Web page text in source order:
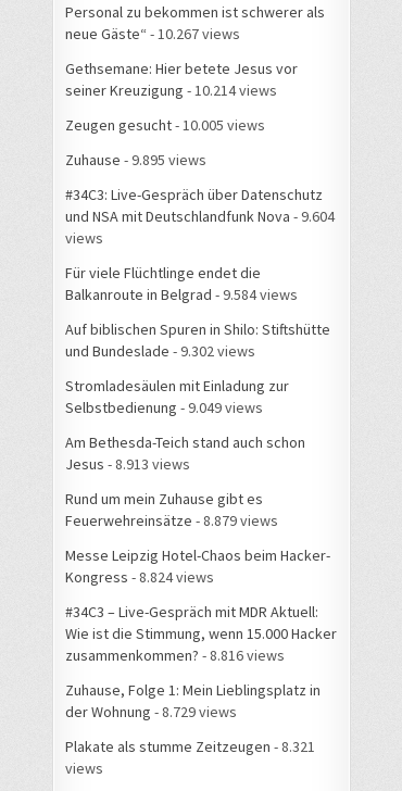
Personal zu bekommen ist schwerer als
neue Gäste“ - 10.267 views
Gethsemane: Hier betete Jesus vor
seiner Kreuzigung - 10.214 views
Zeugen gesucht- 10.005 views
Zuhause - 9.895 views
#34C3: Live-Gespräch über Datenschutz
und NSA mit Deutschlandfunk Nova - 9.604
views
Für viele Flüchtlinge endet die
Balkanroute in Belgrad - 9.584 views
Auf biblischen Spuren in Shilo: Stiftshütte
und Bundeslade - 9.302 views
Stromladesäulen mit Einladung zur
Selbstbedienung - 9.049 views
Am Bethesda-Teich stand auch schon
Jesus - 8.913 views
Rund um mein Zuhause gibt es
Feuerwehreinsätze - 8.879 views
Messe Leipzig Hotel-Chaos beim Hacker-
Kongress - 8.824 views
#34C3 – Live-Gespräch mit MDR Aktuell:
Wie ist die Stimmung, wenn 15.000 Hacker
zusammenkommen? - 8.816 views
Zuhause, Folge 1: Mein Lieblingsplatz in
der Wohnung - 8.729 views
Plakate als stumme Zeitzeugen - 8.321
views